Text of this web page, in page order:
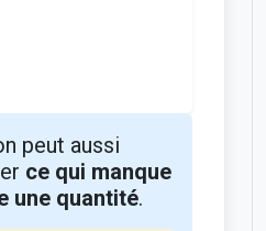
peut aussi
ce qui manque
une quantité.